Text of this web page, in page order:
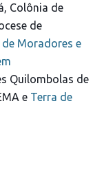
Colônia de
de
Moradores e
Quilombolas de
e Terra de